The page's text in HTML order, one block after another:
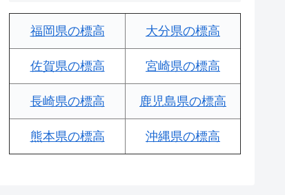
福岡県の標高 大分県の標高
佐賀県の標高 宮崎県の標高
長崎県の標高 鹿児島県の標高
熊本県の標高 沖縄県の標高